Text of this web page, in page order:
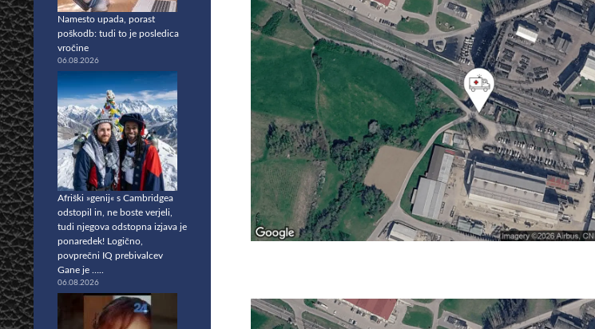
Namesto upada, porast
poškodb: tudi to je posledica
vročine
06.08.2026
Afriški »genij« s Cambridgea
odstopil in, ne boste verjeli,
tudi njegova odstopna izjava je
ponaredek! Logično,
povprečni IQ prebivalcev
Gane je …..
06.08.2026